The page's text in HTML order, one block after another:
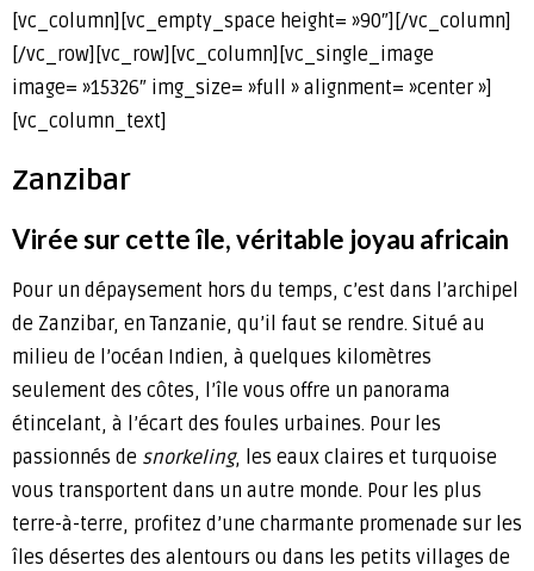
[vc_column][vc_empty_space height= »90″][/vc_column]
[/vc_row][vc_row][vc_column][vc_single_image
image= »15326″ img_size= »full » alignment= »center »]
[vc_column_text]
Zanzibar
Virée sur cette île, véritable joyau africain
Pour un dépaysement hors du temps, c’est dans l’archipel
de Zanzibar, en Tanzanie, qu’il faut se rendre. Situé au
milieu de l’océan Indien, à quelques kilomètres
seulement des côtes, l’île vous offre un panorama
étincelant, à l’écart des foules urbaines. Pour les
passionnés de snorkeling, les eaux claires et turquoise
vous transportent dans un autre monde. Pour les plus
terre-à-terre, profitez d’une charmante promenade sur les
îles désertes des alentours ou dans les petits villages de